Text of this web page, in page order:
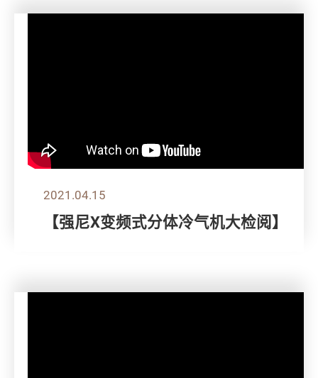
2021.04.15
【强尼X变频式分体冷气机大检阅】